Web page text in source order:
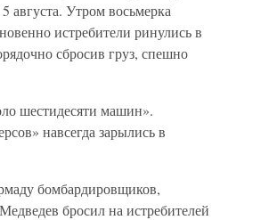
Утром восьмерка
истребители ринулись в
сбросив груз, спешно
шестидесяти машин».
навсегда зарылись в
бомбардировщиков,
бросил на истребителей